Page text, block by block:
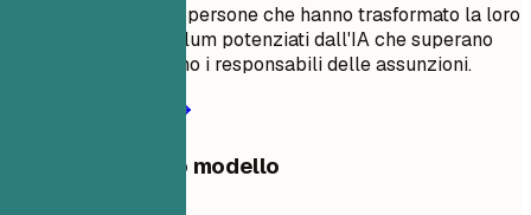
Unisciti a migliaia di persone che hanno trasformato la loro
carriera con curriculum potenziati dall'IA che superano
l'ATS e impressionano i responsabili delle assunzioni.
Condividi questo modello